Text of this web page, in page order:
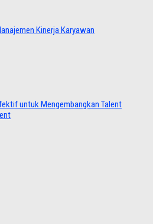
Kinerja Karyawan
untuk Mengembangkan Talent